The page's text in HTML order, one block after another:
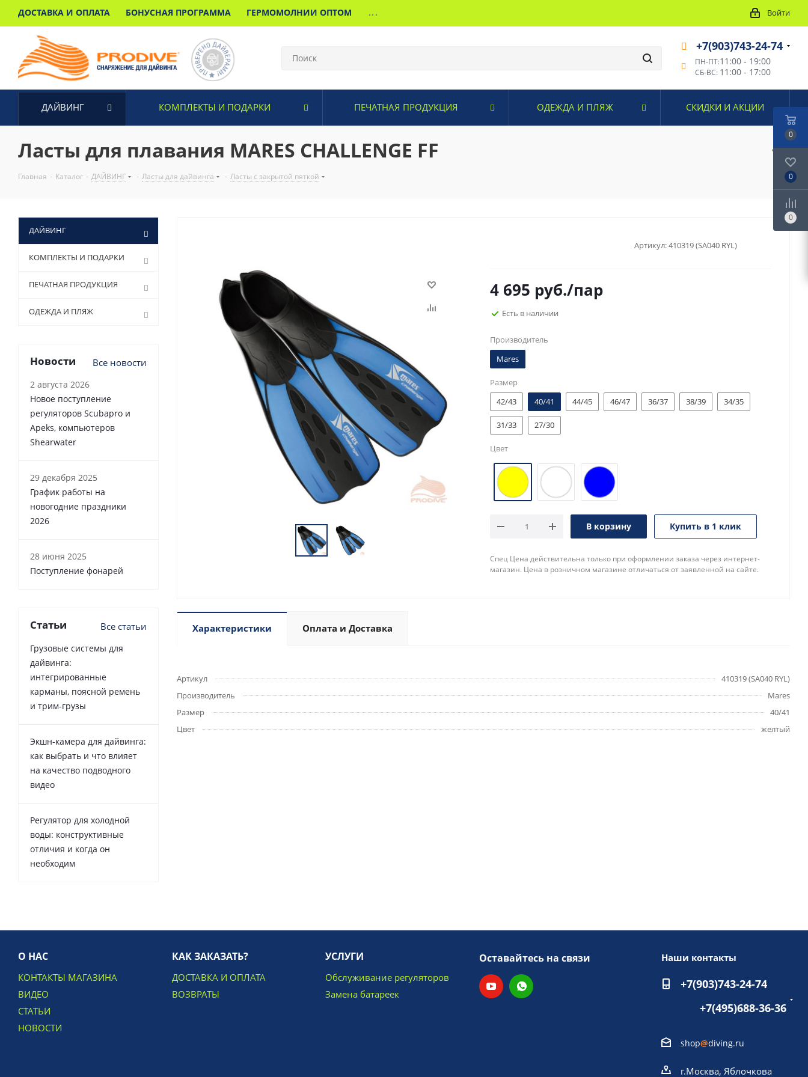
ДОСТАВКА И ОПЛАТА БОНУСНАЯ ПРОГРАММА ГЕРМОМОЛНИИ ОПТОМ ... Войти
+7(903)743-24-74
ПН-ПТ:11:00 - 19:00
СБ-ВС: 11:00 - 17:00
ДАЙВИНГ КОМПЛЕКТЫ И ПОДАРКИ ПЕЧАТНАЯ ПРОДУКЦИЯ ОДЕЖДА И ПЛЯЖ СКИДКИ И АКЦИИ
Ласты для плавания MARES CHALLENGE FF
Главная - Каталог - ДАЙВИНГ - Ласты для дайвинга - Ласты с закрытой пяткой
Артикул:410319 (SA040 RYL)
4 695 руб./пар
Есть в наличии
Производитель
Mares
Размер
42/43
40/41 44/45 46/47 36/37 38/39 34/35
31/33 27/30
Цвет
В корзину Купить в 1 клик
Спец Цена действительна только при оформлении заказа через интернет-
магазин. Цена в розничном магазине отличаться от заявленной на сайте.
Характеристики Оплата и Доставка
Артикул
410319 (SA040 RYL)
Производитель
Mares
Размер
40/41
Цвет
желтый
ДАЙВИНГ
КОМПЛЕКТЫ И ПОДАРКИ
ПЕЧАТНАЯ ПРОДУКЦИЯ
ОДЕЖДА И ПЛЯЖ
Новости Все новости
2 августа 2026
Новое поступление
регуляторов Scubapro и
Apeks, компьютеров
Shearwater
29 декабря 2025
График работы на
новогодние праздники
2026
28 июня 2025
Поступление фонарей
Статьи Все статьи
Грузовые системы для
дайвинга:
интегрированные
карманы, поясной ремень
и трим-грузы
Экшн-камера для дайвинга:
как выбрать и что влияет
на качество подводного
видео
Регулятор для холодной
воды: конструктивные
отличия и когда он
необходим
О НАС
КОНТАКТЫ МАГАЗИНА
ВИДЕО
СТАТЬИ
НОВОСТИ
КАК ЗАКАЗАТЬ?
ДОСТАВКА И ОПЛАТА
ВОЗВРАТЫ
УСЛУГИ
Обслуживание регуляторов
Замена батареек
Оставайтесь на связи Наши контакты
+7(903)743-24-74
+7(495)688-36-36
shop@diving.ru
г.Москва, Яблочкова
0
0
0